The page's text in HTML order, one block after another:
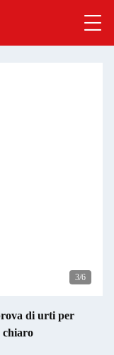
3/6
di urti per
chiaro